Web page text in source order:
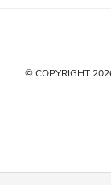
© COPYRIGHT